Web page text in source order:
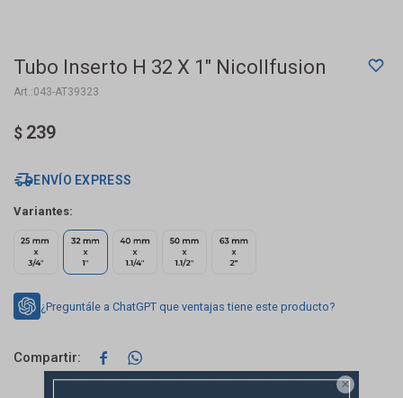

Tubo Inserto H 32 X 1" Nicollfusion
043-AT39323
$ 239
ENVÍO EXPRESS
Variantes:
¿Preguntále a ChatGPT que ventajas tiene este producto?
 